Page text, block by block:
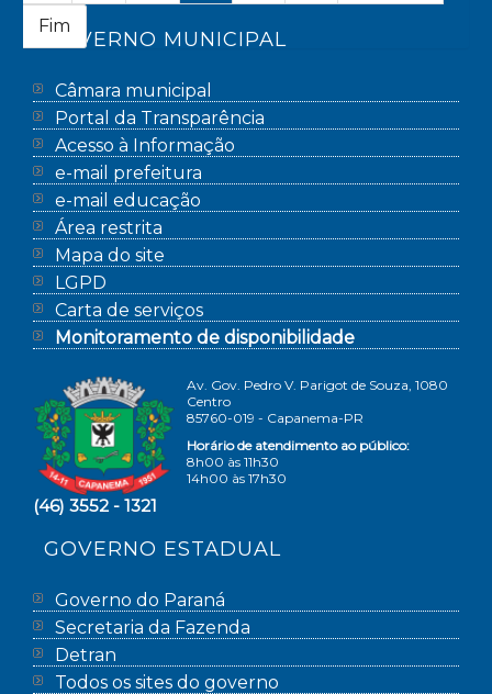
Fim
GOVERNO MUNICIPAL
Câmara municipal
Portal da Transparência
Acesso à Informação
e-mail prefeitura
e-mail educação
Área restrita
Mapa do site
LGPD
Carta de serviços
Monitoramento de disponibilidade
Av. Gov. Pedro V. Parigot de Souza, 1080
Centro
85760-019 - Capanema-PR
Horário de atendimento ao público:
8h00 às 11h30
14h00 às 17h30
(46) 3552 - 1321
GOVERNO ESTADUAL
Governo do Paraná
Secretaria da Fazenda
Detran
Todos os sites do governo